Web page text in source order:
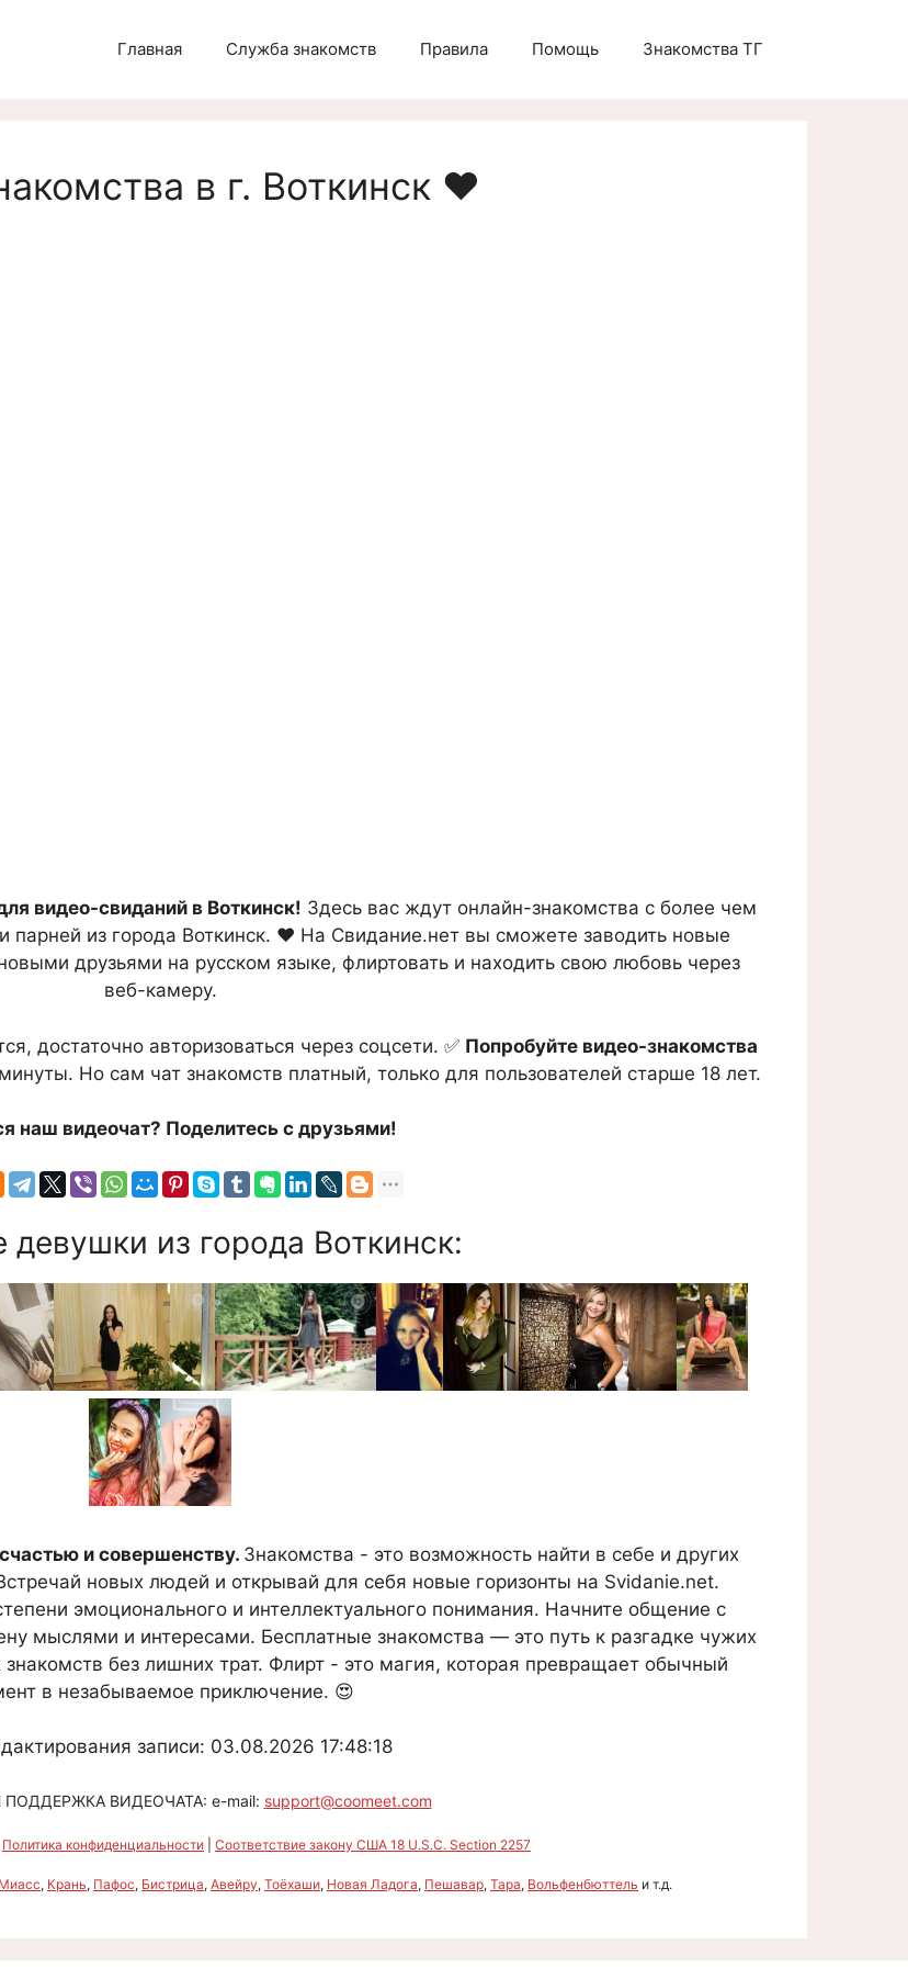
Главная Служба знакомств Правила Помощь Знакомства ТГ
в г. Воткинск ❤️
видео-свиданий в Воткинск! Здесь вас ждут онлайн-знакомства с более чем
из города Воткинск. ❤ На Свидание.нет вы сможете заводить новые
друзьями на русском языке, флиртовать и находить свою любовь через
веб-камеру.
достаточно авторизоваться через соцсети. ✅ Попробуйте видео-знакомства
Но сам чат знакомств платный, только для пользователей старше 18 лет.
наш видеочат? Поделитесь с друзьями!
девушки из города Воткинск:
и совершенству. Знакомства - это возможность найти в себе и других
новых людей и открывай для себя новые горизонты на Svidanie.net.
эмоционального и интеллектуального понимания. Начните общение с
мыслями и интересами. Бесплатные знакомства — это путь к разгадке чужих
без лишних трат. Флирт - это магия, которая превращает обычный
в незабываемое приключение. 😍
записи: 03.08.2026 17:48:18
ПОДДЕРЖКА ВИДЕОЧАТА: e-mail: support@coomeet.com
Политика конфиденциальности Соответствие закону США 18 U.S.C. Section 2257
Миасс, Крань, Пафос, Бистрица, Авейру, Тоёхаши, Новая Ладога, Пешавар, Тара, Вольфенбюттель и т.д.